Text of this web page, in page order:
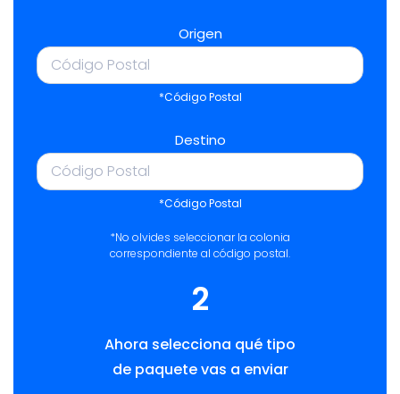
Origen
*Código Postal
Destino
*Código Postal
*No olvides seleccionar la colonia
correspondiente al código postal.
2
Ahora selecciona qué tipo
de paquete vas a enviar